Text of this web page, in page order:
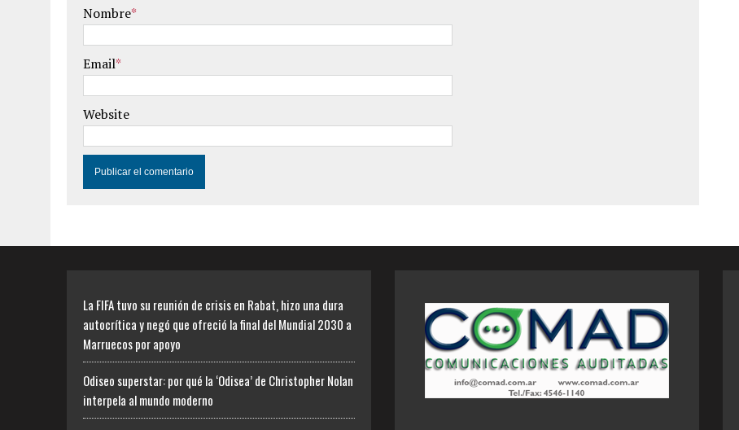
Nombre*
Email*
Website
La FIFA tuvo su reunión de crisis en Rabat, hizo una dura
autocrítica y negó que ofreció la final del Mundial 2030 a
Marruecos por apoyo
Odiseo superstar: por qué la ‘Odisea’ de Christopher Nolan
interpela al mundo moderno